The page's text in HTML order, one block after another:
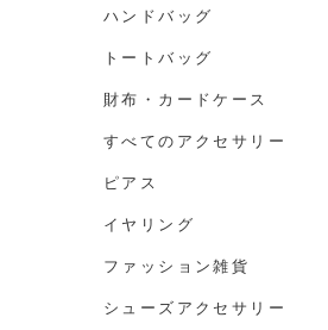
ハンドバッグ
トートバッグ
財布・カードケース
すべてのアクセサリー
ピアス
イヤリング
ファッション雑貨
シューズアクセサリー